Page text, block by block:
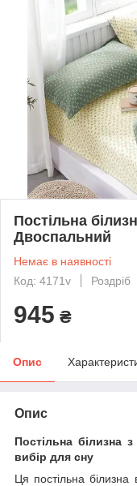
Постільна
Двоспальний
Немає в наявності
Код: 4171v
Роздріб
945 ₴
Опис
Опис
Постільна білизна
вибір для сну
Ця постільна білизна